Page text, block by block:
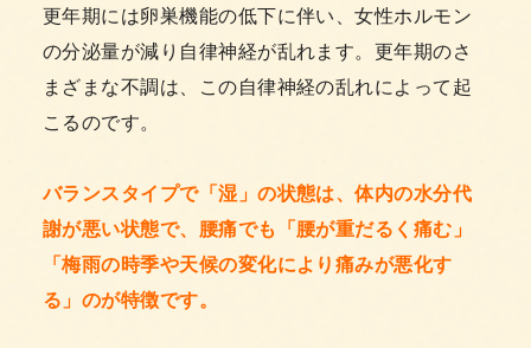
更年期には卵巣機能の低下に伴い、女性ホルモン
の分泌量が減り自律神経が乱れます。更年期のさ
まざまな不調は、この自律神経の乱れによって起
こるのです。
バランスタイプで「湿」の状態は、体内の水分代
謝が悪い状態で、腰痛でも「腰が重だるく痛む」
「梅雨の時季や天候の変化により痛みが悪化す
る」のが特徴です。